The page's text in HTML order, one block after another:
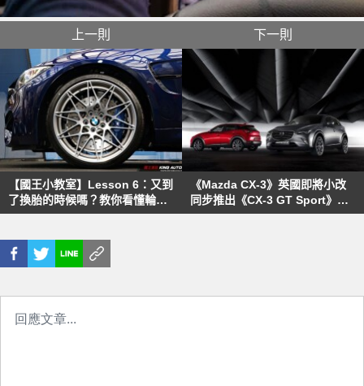
上一則
【國王小教室】Lesson 6：又到
了換胎的時候嗎？教你看懂輪胎
規格
下一則
《Mazda CX-3》英國即將小改
同步推出《CX-3 GT Sport》限
量運動特式版